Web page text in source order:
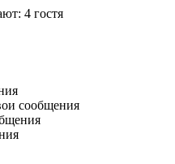
4 гостя
сообщения